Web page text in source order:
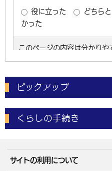
ピックアップ
電子申請
体育施設予約状況
くらしの手続き
成人・仕事
サイトの利用について